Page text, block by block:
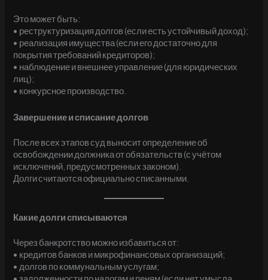
Это может быть:
• реструктуризация долгов (если есть устойчивый доход);
• реализация имущества (если его достаточно для
покрытия требований кредиторов);
• наблюдение и внешнее управление (для юридических
лиц);
• конкурсное производство.
Завершение и списание долгов
После всех этапов суд выносит определение об
освобождении должника от обязательств (с учётом
исключений, предусмотренных законом).
Долги считаются официально списанными.
Какие долги списываются
Через банкротство можно избавиться от:
• кредитов банков и микрофинансовых организаций;
• долгов по коммунальным услугам;